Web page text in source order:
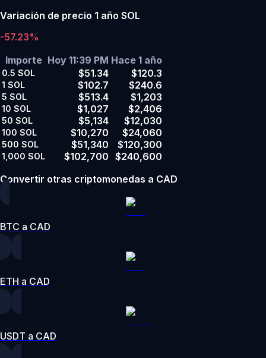
Variación de precio 1 año SOL
-57.23%
Importe Hoy 11:39 PM Hace 1 año
0.5 SOL $51.34 $120.3
1 SOL $102.7 $240.6
5 SOL $513.4 $1,203
10 SOL $1,027 $2,406
50 SOL $5,134 $12,030
100 SOL $10,270 $24,060
500 SOL $51,340 $120,300
1,000 SOL $102,700 $240,600
Convertir otras criptomonedas a CAD
BTC a CAD
ETH a CAD
USDT a CAD